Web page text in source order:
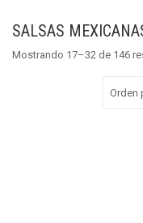
SALSAS
Mostrando 17–32 de 146